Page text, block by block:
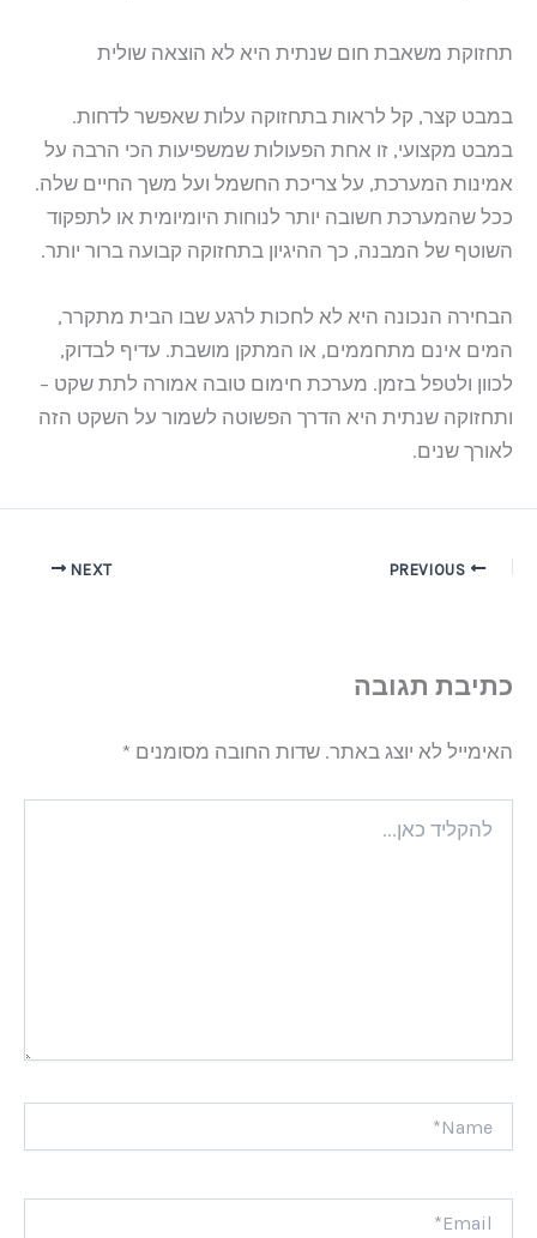
תחזוקת משאבת חום שנתית היא לא הוצאה שולית
במבט קצר, קל לראות בתחזוקה עלות שאפשר לדחות.
במבט מקצועי, זו אחת הפעולות שמשפיעות הכי הרבה על
אמינות המערכת, על צריכת החשמל ועל משך החיים שלה.
ככל שהמערכת חשובה יותר לנוחות היומיומית או לתפקוד
השוטף של המבנה, כך ההיגיון בתחזוקה קבועה ברור יותר.
הבחירה הנכונה היא לא לחכות לרגע שבו הבית מתקרר,
המים אינם מתחממים, או המתקן מושבת. עדיף לבדוק,
לכוון ולטפל בזמן. מערכת חימום טובה אמורה לתת שקט –
ותחזוקה שנתית היא הדרך הפשוטה לשמור על השקט הזה
לאורך שנים.
NEXT
כתיבת תגובה
האימייל לא יוצג באתר. שדות החובה מסומנים *
כאן...